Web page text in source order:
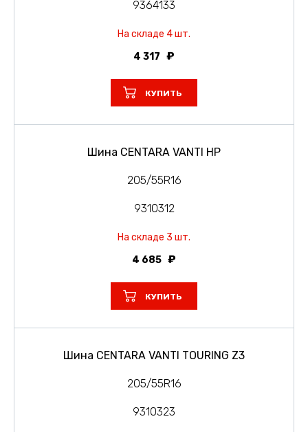
9364133
На складе 4 шт.
4 317
КУПИТЬ
Шина CENTARA VANTI HP
205/55R16
9310312
На складе 3 шт.
4 685
КУПИТЬ
Шина CENTARA VANTI TOURING Z3
205/55R16
9310323